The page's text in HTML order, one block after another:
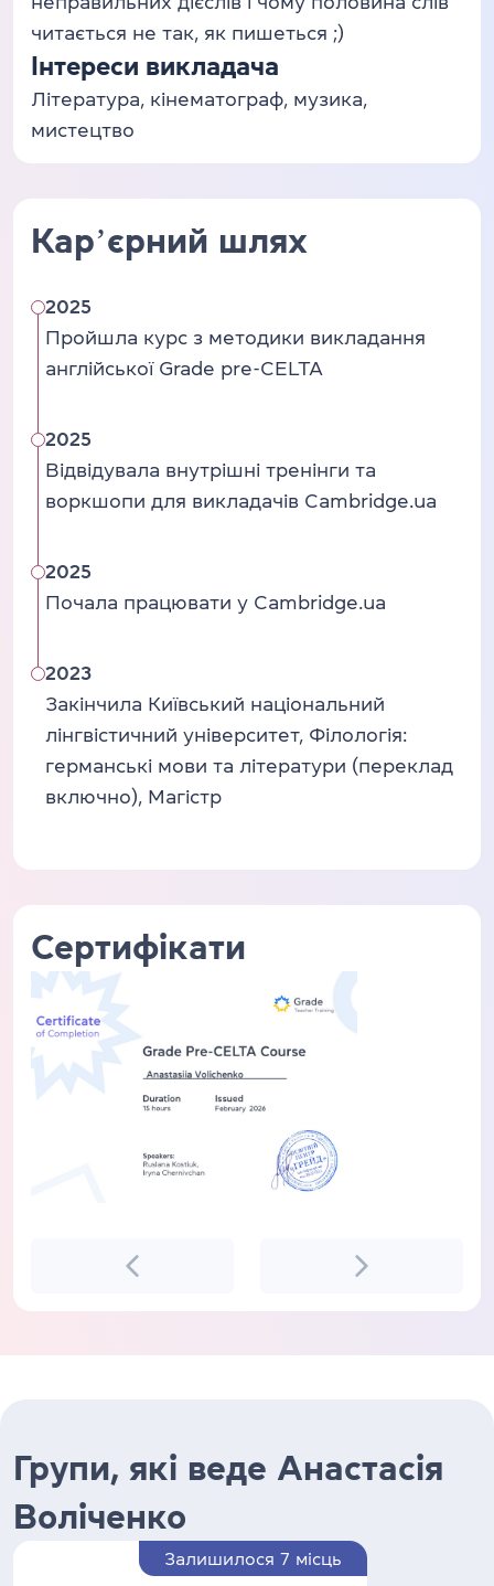
читається не так, як пишеться ;)
Інтереси викладача
Література, кінематограф, музика,
мистецтво
Карʼєрний шлях
2025
Пройшла курс з методики викладання
англійської Grade pre-CELTA
2025
Відвідувала внутрішні тренінги та
воркшопи для викладачів Cambridge.ua
2025
Почала працювати у Cambridge.ua
2023
Закінчила Київський національний
лінгвістичний університет, Філологія:
германські мови та літератури (переклад
включно), Магістр
Сертифікати
Групи, які веде Анастасія
Воліченко
Залишилося 7 місць